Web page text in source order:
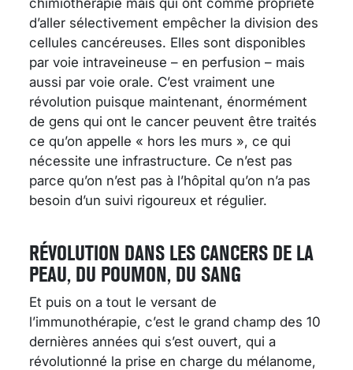
d’aller sélectivement empêcher la division des
cellules cancéreuses. Elles sont disponibles
par voie intraveineuse – en perfusion – mais
aussi par voie orale. C’est vraiment une
révolution puisque maintenant, énormément
de gens qui ont le cancer peuvent être traités
ce qu’on appelle « hors les murs », ce qui
nécessite une infrastructure. Ce n’est pas
parce qu’on n’est pas à l’hôpital qu’on n’a pas
besoin d’un suivi rigoureux et régulier.
RÉVOLUTION DANS LES CANCERS DE LA
PEAU, DU POUMON, DU SANG
Et puis on a tout le versant de
l’immunothérapie, c’est le grand champ des 10
dernières années qui s’est ouvert, qui a
révolutionné la prise en charge du mélanome,